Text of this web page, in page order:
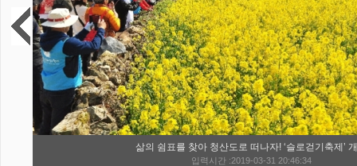
삶의 쉼표를 찾아 청산도로 떠나자! ‘슬로걷기축제’
입력시간 :2019-03-31 20:46:34